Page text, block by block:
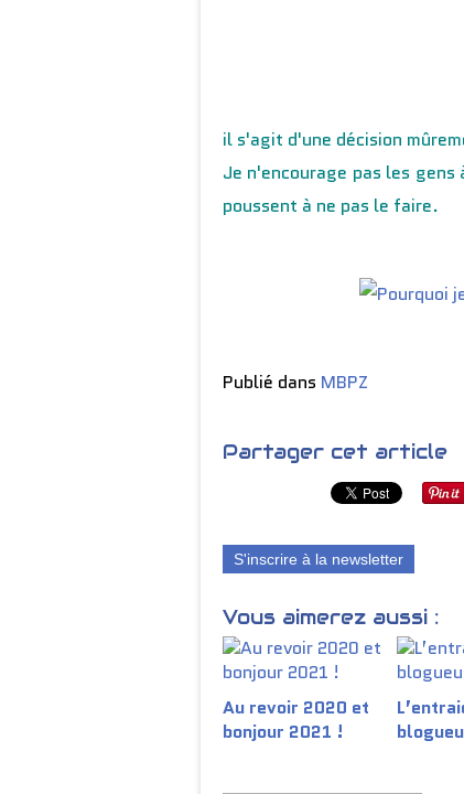
il s'agit d'une décision
Je n'encourage pas les
poussent à ne pas le faire.
Publié dans MBPZ
Partager cet article
S'inscrire à la newsletter
Vous aimerez aussi :
Au revoir 2020 et
bonjour 2021 !